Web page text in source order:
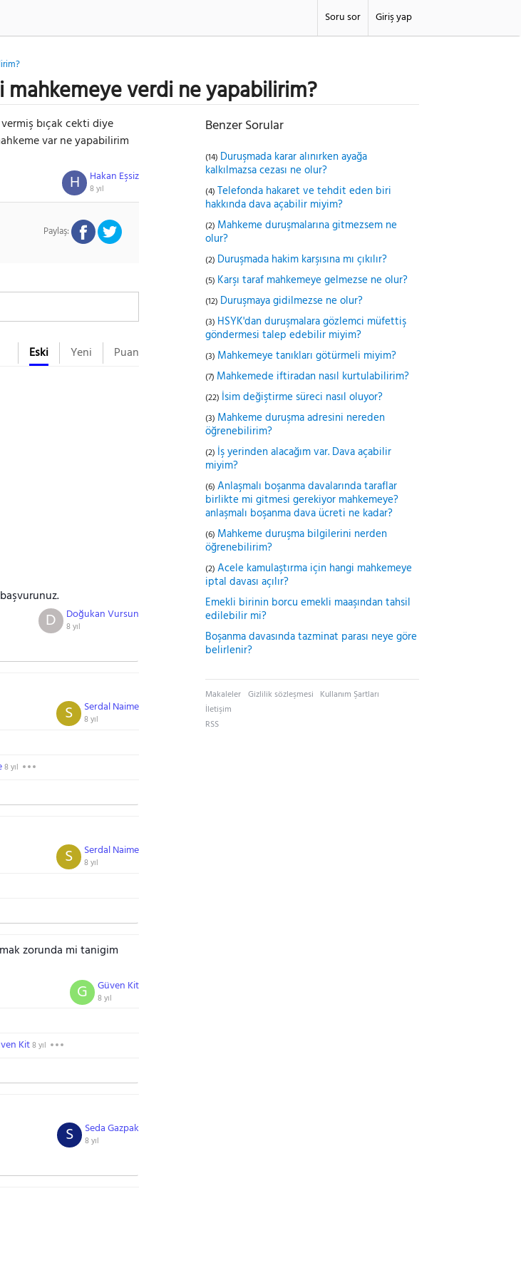
Giriş yap
Soru sor
verdi ne yapabilirim?
bıçak cekti diye
var ne yapabilirim
Hakan Eşsiz
8 yıl
H
Paylaş:
Eski Yeni Puan
Doğukan Vursun
8 yıl
D
Serdal Naime
8 yıl
S
8 yıl
Serdal Naime
8 yıl
S
zorunda mi tanigim
Güven Kit
8 yıl
G
Kit8 yıl
Seda Gazpak
8 yıl
S
Benzer Sorular
(14) Duruşmada karar alınırken ayağa
kalkılmazsa cezası ne olur?
(4) Telefonda hakaret ve tehdit eden biri
hakkında dava açabilir miyim?
(2) Mahkeme duruşmalarına gitmezsem ne
olur?
(2) Duruşmada hakim karşısına mı çıkılır?
(5) Karşı taraf mahkemeye gelmezse ne olur?
(12) Duruşmaya gidilmezse ne olur?
(3) HSYK'dan duruşmalara gözlemci müfettiş
göndermesi talep edebilir miyim?
(3) Mahkemeye tanıkları götürmeli miyim?
(7) Mahkemede iftiradan nasıl kurtulabilirim?
(22) İsim değiştirme süreci nasıl oluyor?
(3) Mahkeme duruşma adresini nereden
öğrenebilirim?
(2) İş yerinden alacağım var. Dava açabilir
miyim?
(6) Anlaşmalı boşanma davalarında taraflar
birlikte mi gitmesi gerekiyor mahkemeye?
anlaşmalı boşanma dava ücreti ne kadar?
(6) Mahkeme duruşma bilgilerini nerden
öğrenebilirim?
(2) Acele kamulaştırma için hangi mahkemeye
iptal davası açılır?
Emekli birinin borcu emekli maaşından tahsil
edilebilir mi?
Boşanma davasında tazminat parası neye göre
belirlenir?
Makaleler Gizlilik sözleşmesi Kullanım Şartları
İletişim
RSS